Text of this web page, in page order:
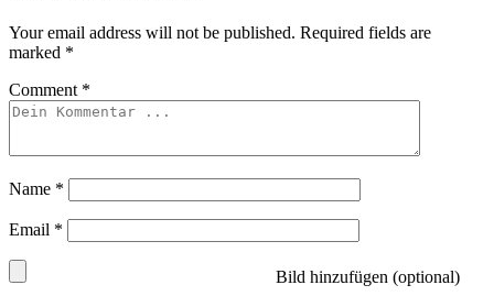
Your email address will not be published. Required fields are
marked *
Comment *
Name *
Email *
Bild hinzufügen (optional)